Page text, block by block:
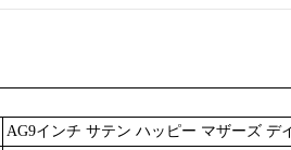
AG9インチ サテン ハッピー マザーズ デ